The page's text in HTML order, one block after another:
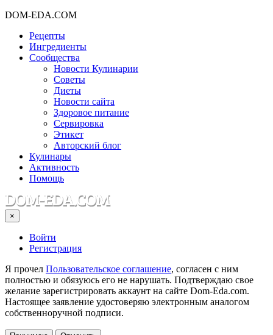
DOM-EDA.COM
Рецепты
Ингредиенты
Сообщества
Новости Кулинарии
Советы
Диеты
Новости сайта
Здоровое питание
Сервировка
Этикет
Авторский блог
Кулинары
Активность
Помощь
×
Войти
Регистрация
Я прочел Пользовательское соглашение, согласен с ним
полностью и обязуюсь его не нарушать. Подтверждаю свое
желание зарегистрировать аккаунт на сайте Dom-Eda.com.
Настоящее заявление удостоверяю электронным аналогом
собственноручной подписи.